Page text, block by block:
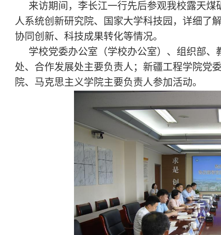
来访期间，李长江一行先后参观我校露天
人系统创新研究院、国家大学科技园，详细了
协同创新、科技成果转化等情况。
学校党委办公室（学校办公室）、组织部
处、合作发展处主要负责人；新疆工程学院党
院、马克思主义学院主要负责人参加活动。